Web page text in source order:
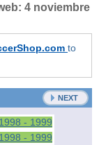
4 noviembre
to
NEXT